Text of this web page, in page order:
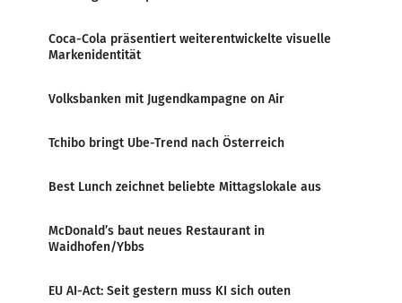
Coca-Cola präsentiert weiterentwickelte visuelle
Markenidentität
Volksbanken mit Jugendkampagne on Air
Tchibo bringt Ube-Trend nach Österreich
Best Lunch zeichnet beliebte Mittagslokale aus
McDonald’s baut neues Restaurant in
Waidhofen/Ybbs
EU AI-Act: Seit gestern muss KI sich outen